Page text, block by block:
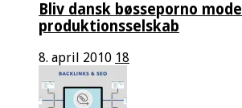
Bliv dansk bøsseporno
produktionsselskab
8. april 2010 18